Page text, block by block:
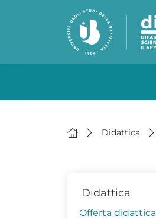
Didattica
Didattica
Offerta didattica